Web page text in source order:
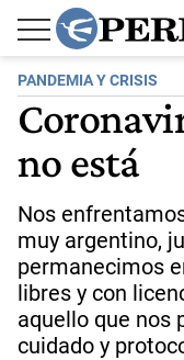
PANDEMIA Y CRISIS
no está
Nos
muy argentino,
permanecimos
libres y con
aquello que nos
cuidado y